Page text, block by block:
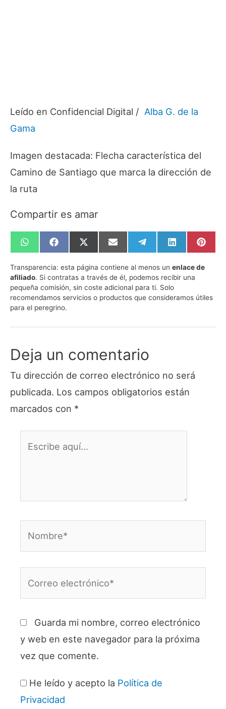
Leído en Confidencial Digital / Alba G. de la
Gama
Imagen destacada: Flecha característica del
Camino de Santiago que marca la dirección de
la ruta
Compartir es amar
Compartir
en
WhatsApp
Compartir
en
Facebook
Compartir
en
X
(Twitter)
Compartir
en
Email
Compartir
en
Telegram
Compartir
en
LinkedIn
en
Transparencia: esta página contiene al menos un enlace de
afiliado. Si contratas a través de él, podemos recibir una
pequeña comisión, sin coste adicional para ti. Solo
recomendamos servicios o productos que consideramos útiles
para el peregrino.
Deja un comentario
Tu dirección de correo electrónico no será
publicada. Los campos obligatorios están
marcados con *
Guarda mi nombre, correo electrónico
y web en este navegador para la próxima
vez que comente.
He leído y acepto la Política de
Privacidad